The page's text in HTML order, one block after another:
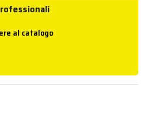
al catalogo